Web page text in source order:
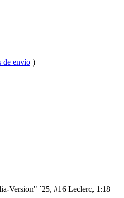
de envío )
Version" ´25, #16 Leclerc, 1:18